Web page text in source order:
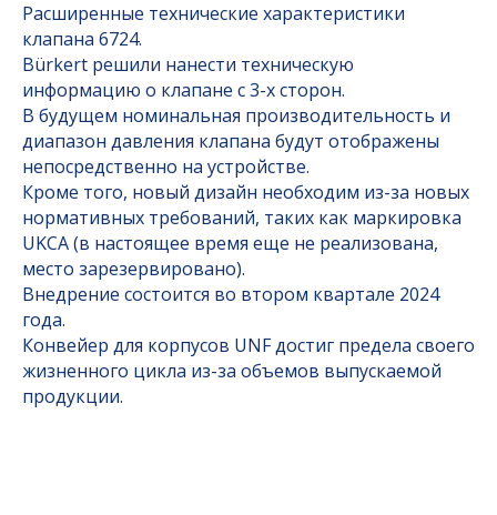
Расширенные технические характеристики
клапана 6724.
Bürkert решили нанести техническую
информацию о клапане с 3-х сторон.
В будущем номинальная производительность и
диапазон давления клапана будут отображены
непосредственно на устройстве.
Кроме того, новый дизайн необходим из-за новых
нормативных требований, таких как маркировка
UKCA (в настоящее время еще не реализована,
место зарезервировано).
Внедрение состоится во втором квартале 2024
года.
Конвейер для корпусов UNF достиг предела своего
жизненного цикла из-за объемов выпускаемой
продукции.